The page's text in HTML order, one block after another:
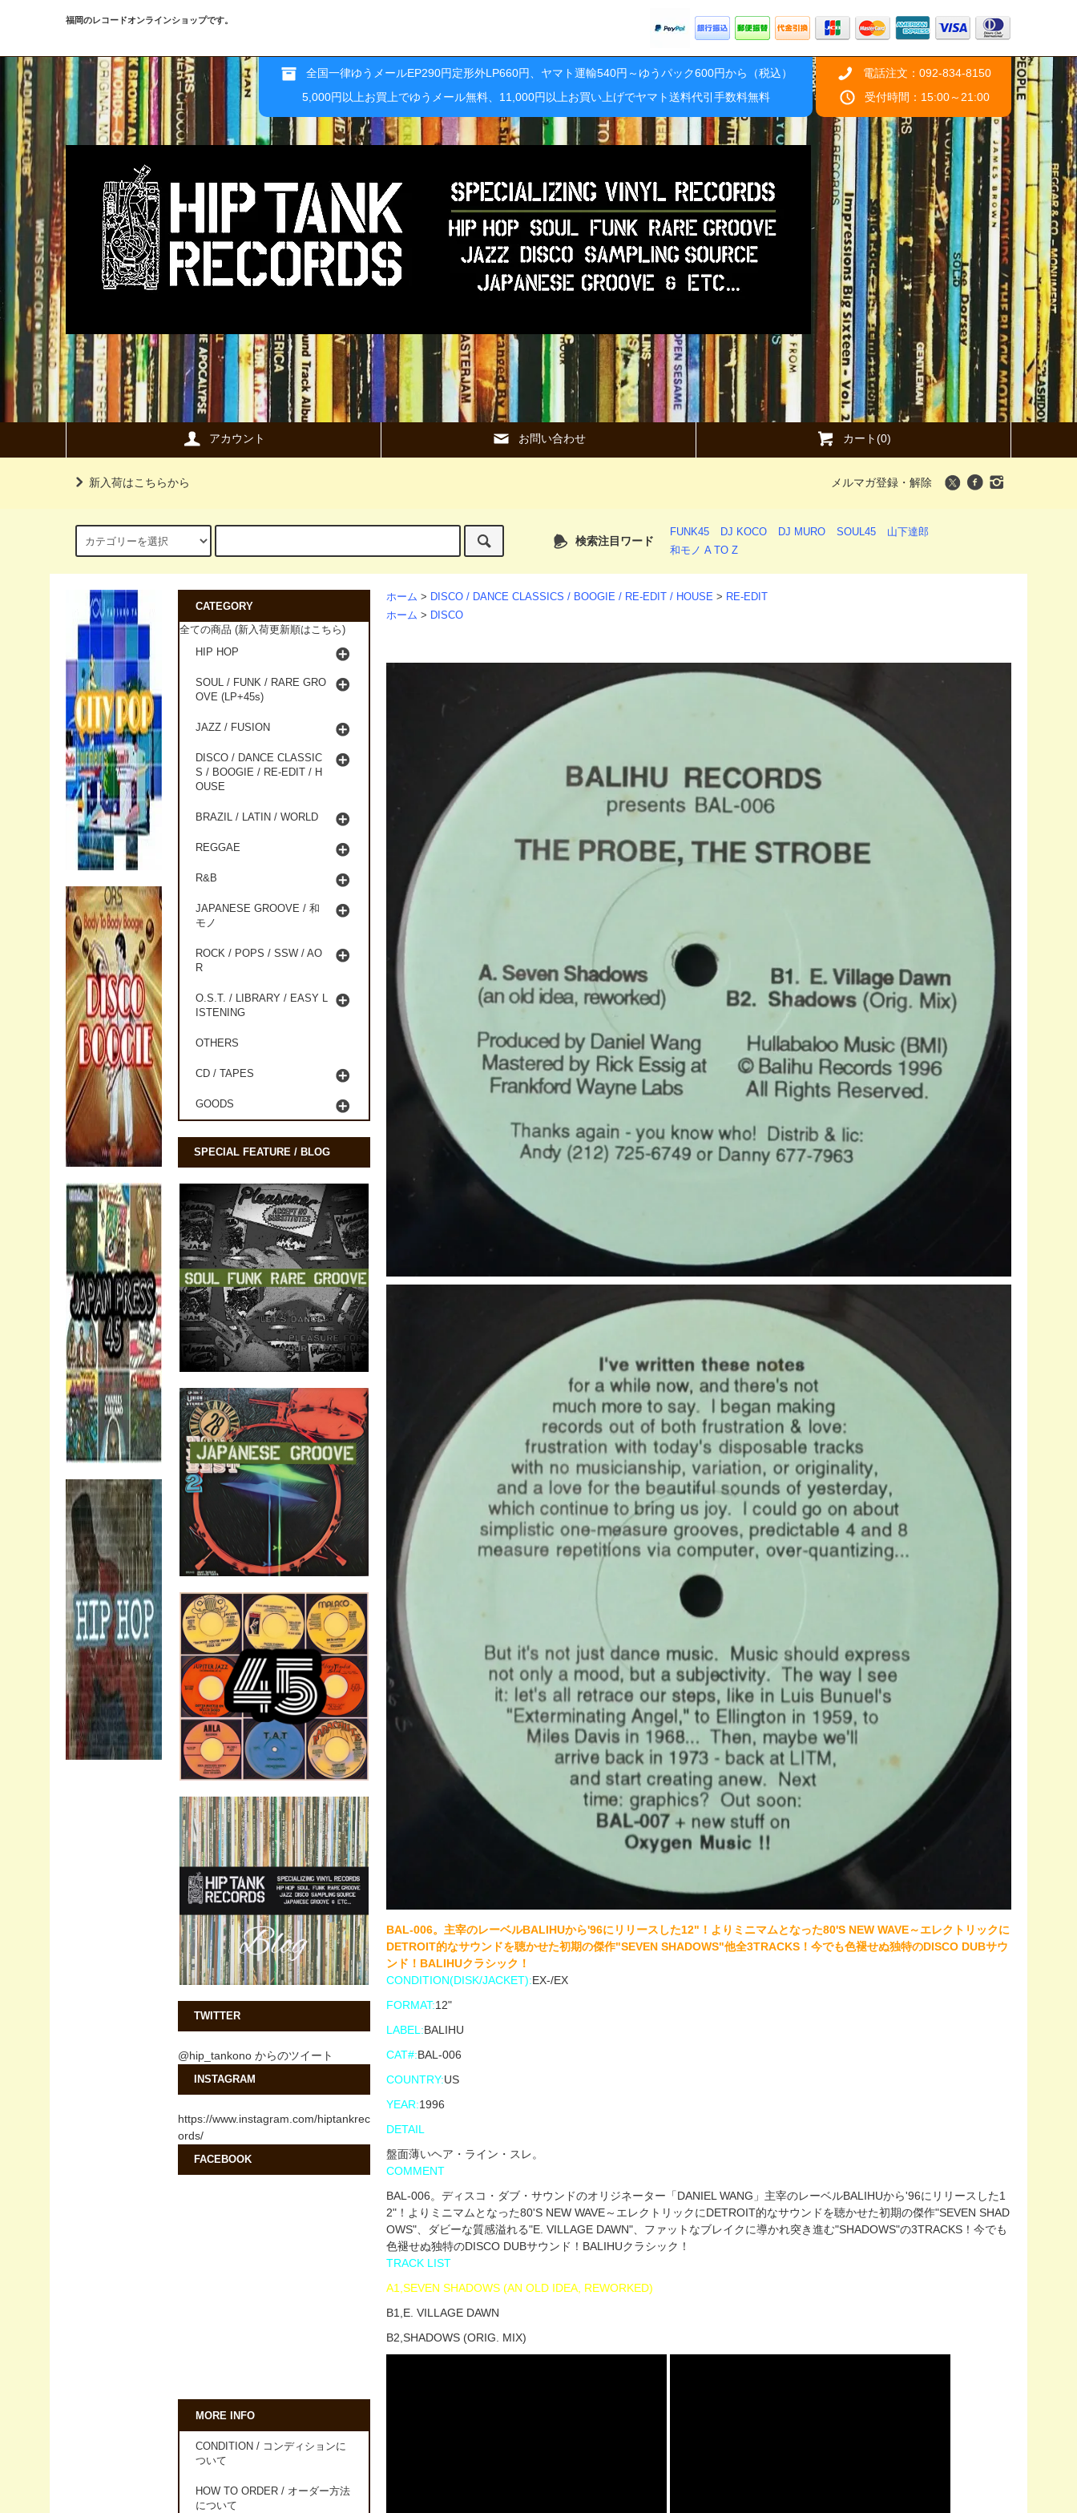
福岡のレコードオンラインショップです。
全国一律ゆうメールEP290円定形外LP660円、ヤマト運輸540円～ゆうパック600円から（税込）
5,000円以上お買上でゆうメール無料、11,000円以上お買い上げでヤマト送料代引手数料無料
電話注文：092-834-8150
受付時間：15:00～21:00
アカウント お問い合わせ カート(0)
新入荷はこちらから メルマガ登録・解除
検索注目ワード
FUNK45 DJ KOCO DJ MURO SOUL45
山下達郎
和モノ A TO Z
ホーム > DISCO / DANCE CLASSICS / BOOGIE / RE-EDIT / HOUSE > RE-EDIT
ホーム > DISCO
BAL-006。主宰のレーベルBALIHUから'96にリリースした12"！よりミニマムとなった80'S NEW WAVE～エレクトリックに
DETROIT的なサウンドを聴かせた初期の傑作"SEVEN SHADOWS"他全3TRACKS！今でも色褪せぬ独特のDISCO DUBサウ
ンド！BALIHUクラシック！
CONDITION(DISK/JACKET):EX-/EX
FORMAT:12"
LABEL:BALIHU
CAT#:BAL-006
COUNTRY:US
YEAR:1996
DETAIL
盤面薄いヘア・ライン・スレ。
COMMENT
BAL-006。ディスコ・ダブ・サウンドのオリジネーター「DANIEL WANG」主宰のレーベルBALIHUから'96にリリースした1
2"！よりミニマムとなった80'S NEW WAVE～エレクトリックにDETROIT的なサウンドを聴かせた初期の傑作"SEVEN SHAD
OWS"、ダビーな質感溢れる"E. VILLAGE DAWN"、ファットなブレイクに導かれ突き進む"SHADOWS"の3TRACKS！今でも
色褪せぬ独特のDISCO DUBサウンド！BALIHUクラシック！
TRACK LIST
A1,SEVEN SHADOWS (AN OLD IDEA, REWORKED)
B1,E. VILLAGE DAWN
B2,SHADOWS (ORIG. MIX)
CATEGORY
全ての商品 (新入荷更新順はこちら)
HIP HOP
SOUL / FUNK / RARE GRO
OVE (LP+45s)
JAZZ / FUSION
DISCO / DANCE CLASSIC
S / BOOGIE / RE-EDIT / H
OUSE
BRAZIL / LATIN / WORLD
REGGAE
R&B
JAPANESE GROOVE / 和
モノ
ROCK / POPS / SSW / AO
R
O.S.T. / LIBRARY / EASY L
ISTENING
OTHERS
CD / TAPES
GOODS
SPECIAL FEATURE / BLOG
TWITTER
@hip_tankono からのツイート
INSTAGRAM
https://www.instagram.com/hiptankrec
ords/
FACEBOOK
MORE INFO
CONDITION / コンディションに
ついて
HOW TO ORDER / オーダー方法
について